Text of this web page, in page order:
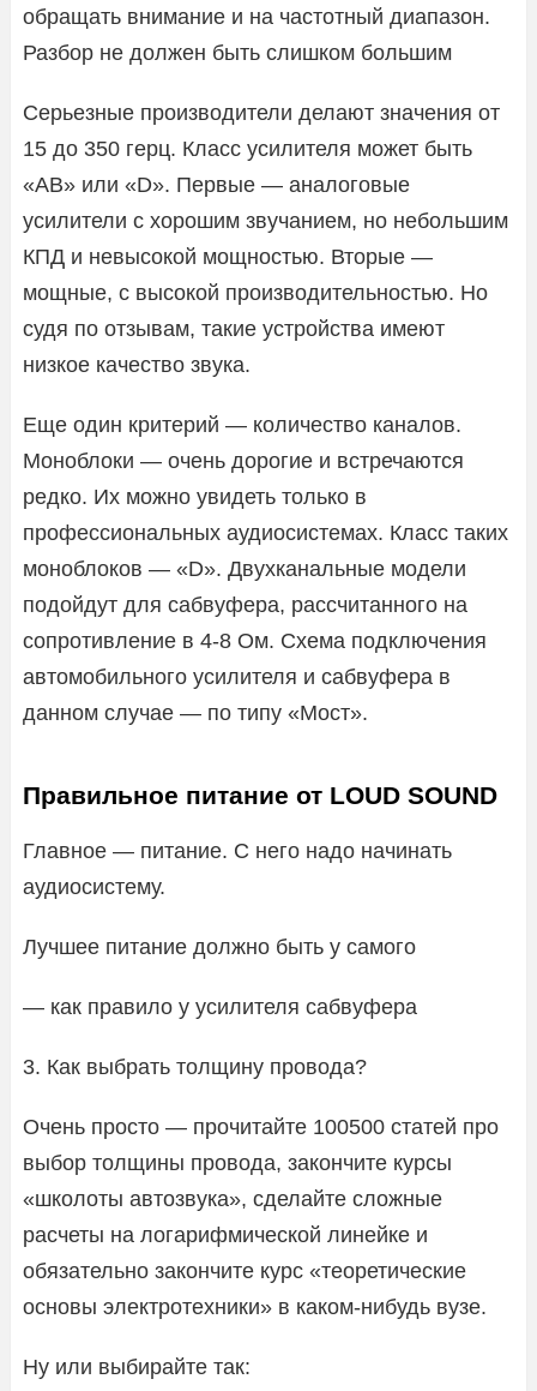
обращать внимание и на частотный диапазон.
Разбор не должен быть слишком большим
Серьезные производители делают значения от
15 до 350 герц. Класс усилителя может быть
«АВ» или «D». Первые — аналоговые
усилители с хорошим звучанием, но небольшим
КПД и невысокой мощностью. Вторые —
мощные, с высокой производительностью. Но
судя по отзывам, такие устройства имеют
низкое качество звука.
Еще один критерий — количество каналов.
Моноблоки — очень дорогие и встречаются
редко. Их можно увидеть только в
профессиональных аудиосистемах. Класс таких
моноблоков — «D». Двухканальные модели
подойдут для сабвуфера, рассчитанного на
сопротивление в 4-8 Ом. Схема подключения
автомобильного усилителя и сабвуфера в
данном случае — по типу «Мост».
Правильное питание от LOUD SOUND
Главное — питание. С него надо начинать
аудиосистему.
Лучшее питание должно быть у самого
— как правило у усилителя сабвуфера
3. Как выбрать толщину провода?
Очень просто — прочитайте 100500 статей про
выбор толщины провода, закончите курсы
«школоты автозвука», сделайте сложные
расчеты на логарифмической линейке и
обязательно закончите курс «теоретические
основы электротехники» в каком-нибудь вузе.
Ну или выбирайте так: